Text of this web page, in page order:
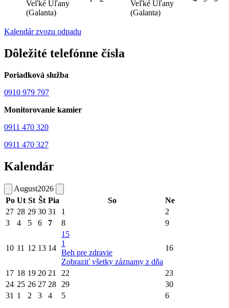
Veľké Úľany
(Galanta)
Veľké Úľany
(Galanta)
Kalendár zvozu odpadu
Dôležité telefónne čísla
Poriadková služba
0910 979 797
Monitorovanie kamier
0911 470 320
0911 470 327
Kalendár
August2026
Po Ut St Št Pia So
Ne
27 28 29 30 31 1
2
3
4 5 6 7 8 9
10 11 12 13 14
15
1
Beh pre zdravie
Zobraziť všetky záznamy z dňa
16
17 18 19 20 21 22
23
24 25 26 27 28 29
30
31 1 2 3 4 5 6